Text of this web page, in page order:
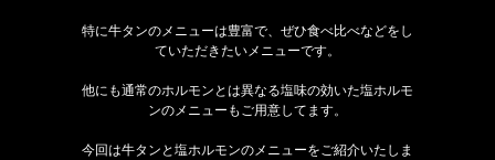
特に牛タンのメニューは豊富で、ぜひ食べ比べなどをし
ていただきたいメニューです。
他にも通常のホルモンとは異なる塩味の効いた塩ホルモ
ンのメニューもご用意してます。
今回は牛タンと塩ホルモンのメニューをご紹介いたしま